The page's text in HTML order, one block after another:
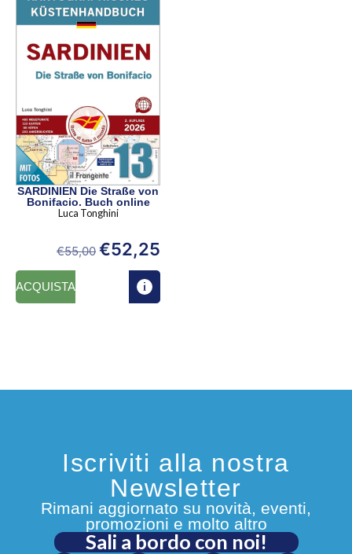
SARDINIEN Die Straße von
Bonifacio. Buch online
Luca Tonghini
€55,00 €52,25
ACQUISTA
Iscriviti alla nostra
Newsletter
Rimani aggiornato su novità, eventi,
promozioni e molto altro
Sali a bordo con noi!